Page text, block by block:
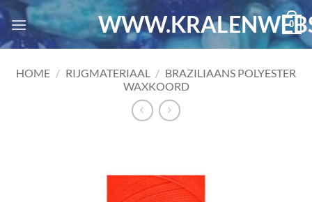
Ga
naar
inhoud
0
HOME / RIJGMATERIAAL / BRAZILIAANS POLYESTER
WAXKOORD